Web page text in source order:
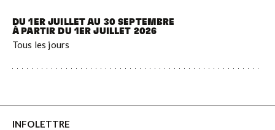
DU 1ER JUILLET AU 30 SEPTEMBRE
À PARTIR DU 1ER JUILLET 2026
Tous les jours
INFOLETTRE